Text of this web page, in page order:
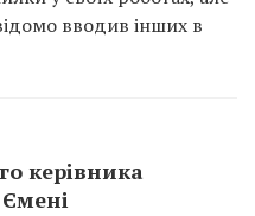
вводив інших в
керівника